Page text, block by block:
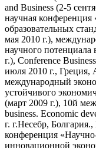
and Business (2-5
научная
образовательных
мая 2010 г.),
научного
г.), Conference
июля 2010 г.,
международный
устойчивого
(март 2009 г.), 10й
business. Economic
г. г.Несебр,
конференция
инновационной